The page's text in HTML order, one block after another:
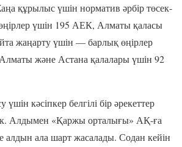
құрылыс үшін норматив әрбір төсек-
үшін 195 АЕК, Алматы қаласы
жаңарту үшін — барлық өңірлер
және Астана қалалары үшін 92
үшін кәсіпкер белгілі бір әрекеттер
Алдымен «Қаржы орталығы» АҚ-ға
алдын ала шарт жасалады. Содан кейін